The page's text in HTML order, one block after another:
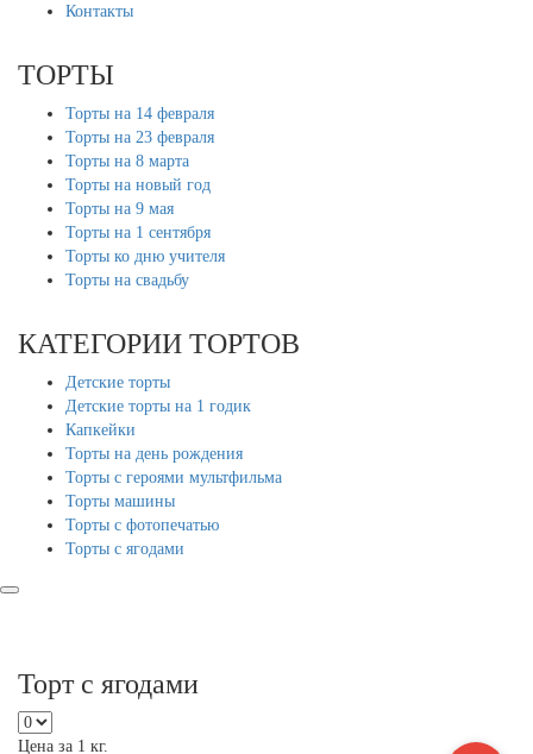
Контакты
ТОРТЫ
Торты на 14 февраля
Торты на 23 февраля
Торты на 8 марта
Торты на новый год
Торты на 9 мая
Торты на 1 сентября
Торты ко дню учителя
Торты на свадьбу
КАТЕГОРИИ ТОРТОВ
Детские торты
Детские торты на 1 годик
Капкейки
Торты на день рождения
Торты с героями мультфильма
Торты машины
Торты с фотопечатью
Торты с ягодами
Торт с ягодами
Цена за 1 кг.